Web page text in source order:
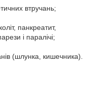
втручань;
панкреатит,
і паралічі;
(шлунка, кишечника).